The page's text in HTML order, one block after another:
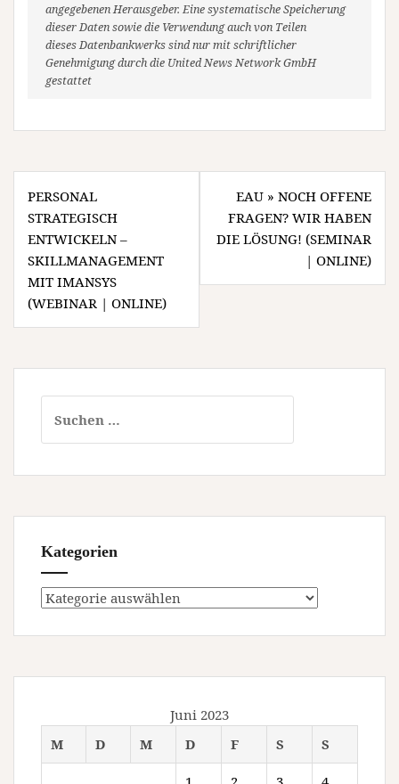
angegebenen Herausgeber. Eine systematische Speicherung
dieser Daten sowie die Verwendung auch von Teilen
dieses Datenbankwerks sind nur mit schriftlicher
Genehmigung durch die United News Network GmbH
gestattet
Beitragsnavigation
PERSONAL
STRATEGISCH
ENTWICKELN –
SKILLMANAGEMENT
MIT IMANSYS
(WEBINAR | ONLINE)
EAU » NOCH OFFENE
FRAGEN? WIR HABEN
DIE LÖSUNG! (SEMINAR
| ONLINE)
nach:
Kategorien
Kategorien
Juni 2023
M
D M D F S S